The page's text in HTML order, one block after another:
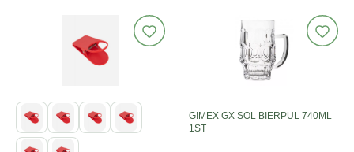
GIMEX GX SOL BIERPUL 740ML
1ST